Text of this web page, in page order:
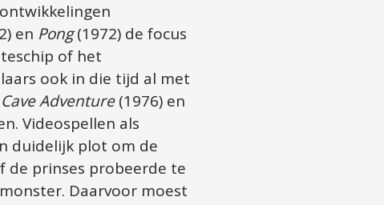
en Pong (1972) de focus
of het
ook in die tijd al met
Adventure
duidelijk plot om de
de prinses probeerde te
Daarvoor moest